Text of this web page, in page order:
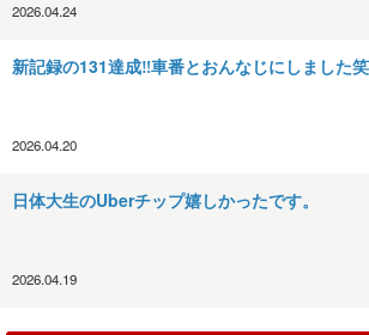
2026.04.24
新記録の131達成‼️車番とおんなじにしました笑
2026.04.20
日体大生のUberチップ嬉しかったです。
2026.04.19